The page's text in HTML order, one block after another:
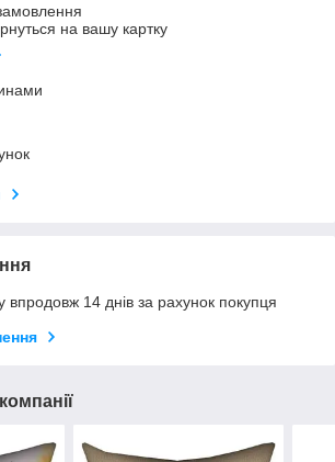
на вашу картку
впродовж 14 днів за рахунок покупця